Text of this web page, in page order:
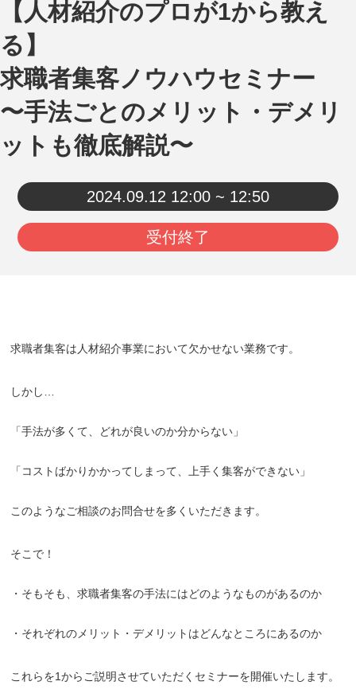
【人材紹介のプロが1から教え
る】
求職者集客ノウハウセミナー
〜手法ごとのメリット・デメリ
ットも徹底解説〜
2024.09.12 12:00 ~ 12:50
受付終了
求職者集客は人材紹介事業において欠かせない業務です。
しかし…
「手法が多くて、どれが良いのか分からない」
「コストばかりかかってしまって、上手く集客ができない」
このようなご相談のお問合せを多くいただきます。
そこで！
・そもそも、求職者集客の手法にはどのようなものがあるのか
・それぞれのメリット・デメリットはどんなところにあるのか
これらを1からご説明させていただくセミナーを開催いたします。